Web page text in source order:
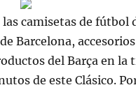
camisetas de fútbol
Barcelona,
del Barça en la
de este Clásico.